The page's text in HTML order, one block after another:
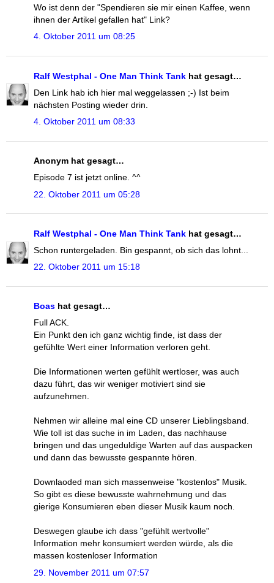
Wo ist denn der "Spendieren sie mir einen Kaffee, wenn
ihnen der Artikel gefallen hat" Link?
4. Oktober 2011 um 08:25
Ralf Westphal - One Man Think Tank hat gesagt…
Den Link hab ich hier mal weggelassen ;-) Ist beim
nächsten Posting wieder drin.
4. Oktober 2011 um 08:33
Anonym hat gesagt…
Episode 7 ist jetzt online. ^^
22. Oktober 2011 um 05:28
Ralf Westphal - One Man Think Tank hat gesagt…
Schon runtergeladen. Bin gespannt, ob sich das lohnt...
22. Oktober 2011 um 15:18
Boas hat gesagt…
Full ACK.
Ein Punkt den ich ganz wichtig finde, ist dass der
gefühlte Wert einer Information verloren geht.
Die Informationen werten gefühlt wertloser, was auch
dazu führt, das wir weniger motiviert sind sie
aufzunehmen.
Nehmen wir alleine mal eine CD unserer Lieblingsband.
Wie toll ist das suche in im Laden, das nachhause
bringen und das ungeduldige Warten auf das auspacken
und dann das bewusste gespannte hören.
Downlaoded man sich massenweise "kostenlos" Musik.
So gibt es diese bewusste wahrnehmung und das
gierige Konsumieren eben dieser Musik kaum noch.
Deswegen glaube ich dass "gefühlt wertvolle"
Information mehr konsumiert werden würde, als die
massen kostenloser Information
29. November 2011 um 07:57